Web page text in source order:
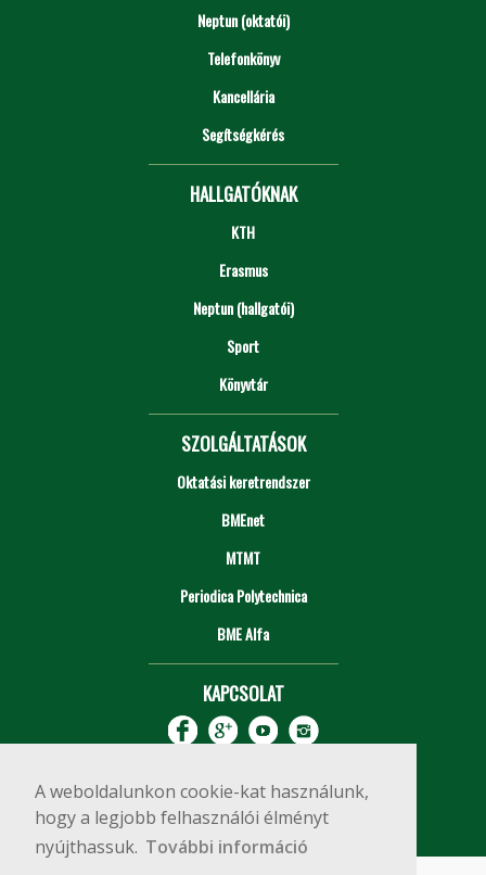
A weboldalunkon cookie-kat használunk,
hogy a legjobb felhasználói élményt
nyújthassuk. További információ
Neptun (oktatói)
Telefonkönyv
Kancellária
Segítségkérés
HALLGATÓKNAK
KTH
Erasmus
Neptun (hallgatói)
Sport
Könyvtár
SZOLGÁLTATÁSOK
Oktatási keretrendszer
BMEnet
MTMT
Periodica Polytechnica
BME Alfa
KAPCSOLAT